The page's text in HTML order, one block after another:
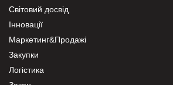
Світовий досвід
Інновації
Маркетинг&Продажі
Закупки
Логістика